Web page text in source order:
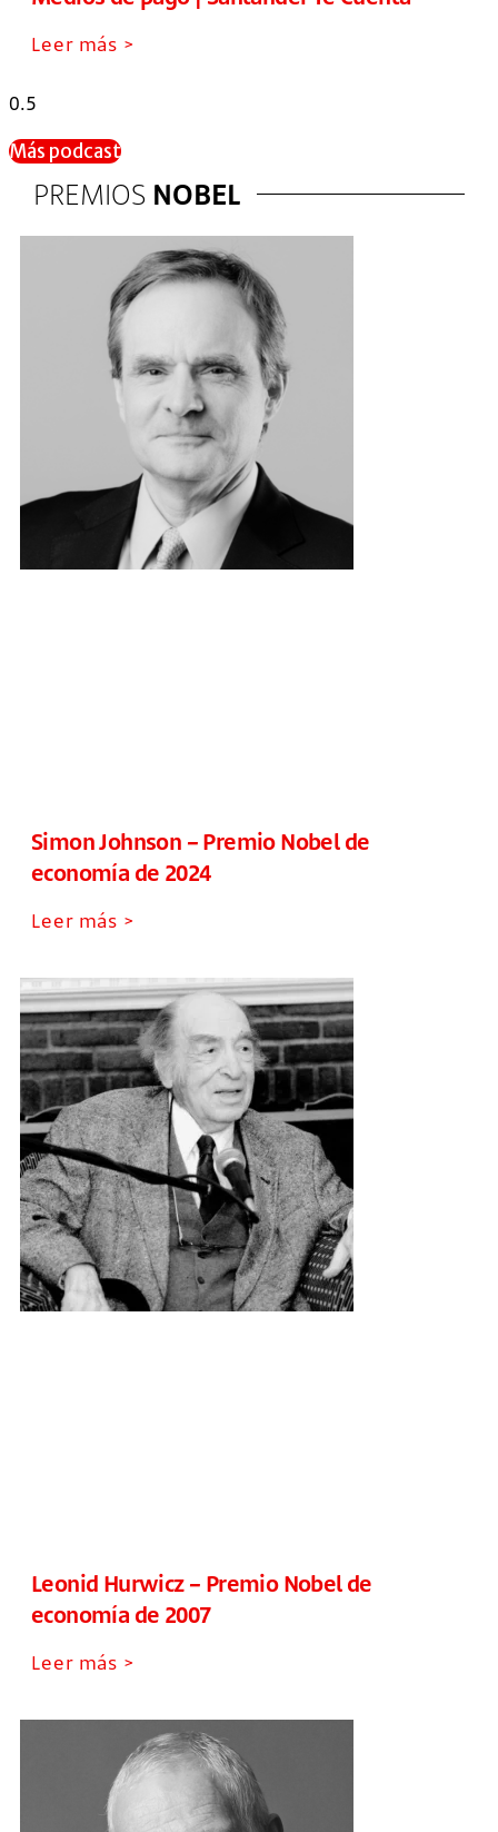
Leer más >
Más podcast
PREMIOS NOBEL
Simon Johnson – Premio Nobel de
economía de 2024
Leer más >
Leonid Hurwicz – Premio Nobel de
economía de 2007
Leer más >